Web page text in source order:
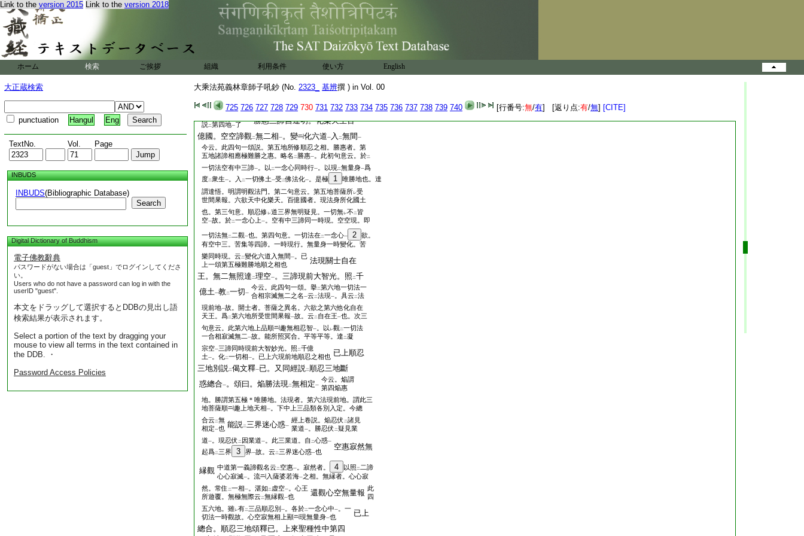
Link to the version 2015 Link to the version 2018
ホーム 検索 ご挨拶 組織 利用条件 使い方 English
大正蔵検索
punctuation Hangul Eng
TextNo. Vol. Page
INBUDS
INBUDS(Bibliographic Database)
Search
Digital Dictionary of Buddhism
電子佛教辭典
パスワードがない場合は「guest」でログインしてくださ
い。
Users who do not have a password can log in with the
userID "guest".
本文をドラッグして選択するとDDBの見出し語
検索結果が表示されます。
Select a portion of the text by dragging your
mouse to view all terms in the text contained in
the DDB. ・
Password Access Policies
大乘法苑義林章師子吼鈔 (No. 2323_ 基辨撰 ) in Vol. 00
725 726 727 728 729 730 731 732 733 734 735 736 737 738 739 740 [行番号:無/有] [返り点:有/無] [CITE]
法界中 別爲 三界報 一 云云 又仁王經偈曰。
焔惠妙光大精進。兜率天王遊
億國一
。實智縁
寂方便道。達
無生 照 空有 了
今云。此四句一
頌。説二 第四地順
焔惠妙
光一 。此地菩薩。以 レ順二 無相忍 三十七菩提分法
億法身 化 度一切衆生 故。云 大精進 也。第二句意。
示二第四地菩薩所受世間果報一 。妙光現二 億法身一遊 二
億佛
大惠一方便上。第四句意云。以二一一念心一。同時照
了空有
説 二第四地一了
勝惠三諦自達明。化樂天王百
億國。空空諦觀二無二相一。變 化六道一 入 二無間 一
今云。此四句一頌説。第五地所修順忍之相。勝惠者。第
五地諸諦相應極難勝之惠。略名 二 勝惠一 。此初句意云。於二
一切法空有中三諦一 。以 二一念心同時行一 。以現 二無量身一爲
度二衆生一 。入 二一切佛土一受 二佛法化一 。是極 1
唯勝地也。達
謂達悟。明謂明觀法門。第二句意云。第五地菩薩所レ受
世間果報。六欲天中化樂天。百億國者。現法身所化國土
也。第三句意。順忍修 レ道三界無明疑見。一切無レ不 二 皆
空一故。於二一念心上一 。空有中三諦同一時現。空空現。即
一切法無二 二觀一也。第四句意。一切法在二一念心一 2
欲。
有空中三。苦集等四諦。一時現行。無量身一時變化。苦
樂同時現。云二變化六道入無間一 。已
上一頌第五極難勝地順之相也
法現關士自在
王。無二無照達 二理空一。三諦現前大智光。照 二千
億土一教二一切一
今云。此四句一頌。擧二第六地一切法一
合相宗滅無二之名一云二法現一 。具云二法
現前地一故。開士者。菩薩之異名。六欲之第六他化自在
天王。爲二第六地所受世間果報一故。云二 自在王一也。次三
句意云。此第六地上品順
趣無相忍智一 。以 レ觀 二一切法
一合相寂滅無二一故。能所照冥合。平等平等。達 二凝
宗空一三諦同時現前大智妙光。照 二千億
土一 。化二一切相一 。已上六現前地順忍之相也 已上順忍
三地別説二偈文釋一已。又同經説二 順忍三地斷
惑總合一。頌曰。焔勝法現二無相定一
今云。焔謂
第四焔惠
地。勝謂第五極＊唯勝地。法現者。第六法現前地。謂此三
地菩薩順
趣上地天相一 。下中上三品類各別入定。今總
合云二無
相定一也 能説二三界迷心惑一
經上卷説。焔忍伏 二諸見
業道一 。勝忍伏 二疑見業
道一 。現忍伏 二 因業道一 。此三業道。自 二心惑一
起爲二 三界 3 界一故。云二 三界迷心惑一也
空惠寂然無
縁觀 中道第一義諦觀名云二 空惠一 。寂然者。 4 以照 二 二諦
心心寂滅一 。流 入薩婆若海一之相。無縁者。心心寂
然。常住 二一相一 。湛如 二 虚空一 。心王
所遊覆。無極無際云二無縁觀一也 還觀心空無量報 此
四
五六地。雖レ有二 三品順忍別一 。各於二一念心中一 。一
切法一時觀故。心空寂無相上顯
現無量身一也
已上
總合。順忍三地頌釋已。上來聖種性中第四